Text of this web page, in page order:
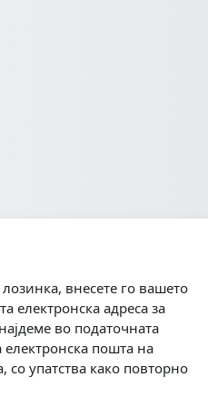
внесете го вашето
електронска адреса за
во податочната
електронска пошта на
со упатства како повторно